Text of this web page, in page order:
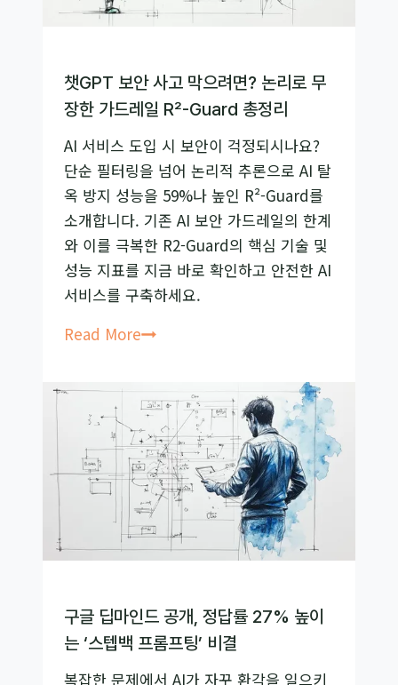
드:
아
닌
‘설
계’로
AI
답
변
의
질
을
법
챗GPT 보안 사고 막으려면? 논리로 무
장한 가드레일 R²-Guard 총정리
AI 서비스 도입 시 보안이 걱정되시나요?
단순 필터링을 넘어 논리적 추론으로 AI 탈
옥 방지 성능을 59%나 높인 R²-Guard를
소개합니다. 기존 AI 보안 가드레일의 한계
와 이를 극복한 R2-Guard의 핵심 기술 및
성능 지표를 지금 바로 확인하고 안전한 AI
서비스를 구축하세요.
Read More챗
안
사
고
막
으
려
면?
리
로
무
구글 딥마인드 공개, 정답률 27% 높이
는 ‘스텝백 프롬프팅’ 비결
복잡한 문제에서 AI가 자꾸 환각을 일으키